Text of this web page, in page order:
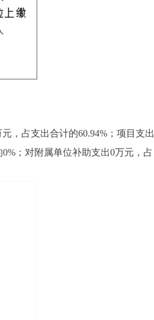
，占支出合计的60.94%；项目支出
；对附属单位补助支出0万元，占